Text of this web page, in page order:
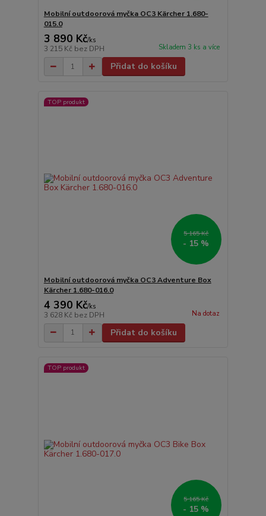
Mobilní outdoorová myčka OC3 Kärcher 1.680-
015.0
3 890 Kč/ks
3 215 Kč bez DPH Skladem 3 ks a více
Přidat do košíku
TOP produkt
5 165 Kč
- 15 %
Mobilní outdoorová myčka OC3 Adventure Box
Kärcher 1.680-016.0
4 390 Kč/ks
3 628 Kč bez DPH Na dotaz
Přidat do košíku
TOP produkt
5 165 Kč
- 15 %